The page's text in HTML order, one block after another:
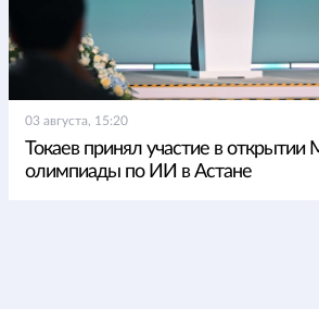
03 августа, 15:20
Токаев принял участие в
олимпиады по ИИ в Астане